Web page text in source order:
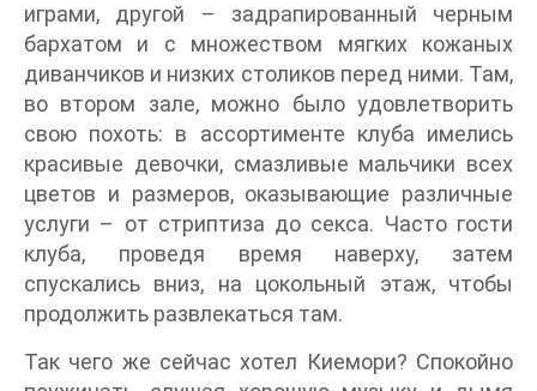
играми, другой – задрапированный черным
бархатом и с множеством мягких кожаных
диванчиков и низких столиков перед ними. Там,
во втором зале, можно было удовлетворить
свою похоть: в ассортименте клуба имелись
красивые девочки, смазливые мальчики всех
цветов и размеров, оказывающие различные
услуги – от стриптиза до секса. Часто гости
клуба, проведя время наверху, затем
спускались вниз, на цокольный этаж, чтобы
продолжить развлекаться там.
Так чего же сейчас хотел Киемори? Спокойно